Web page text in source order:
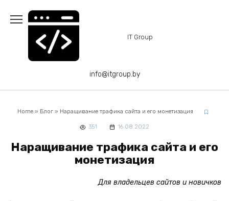
содержанию
IT Group
info@itgroup.by
Home» Блог» Наращивание трафика сайта и его монетизация
351 16.08.2022
Наращивание трафика сайта и его
монетизация
Для владельцев сайтов и новичков